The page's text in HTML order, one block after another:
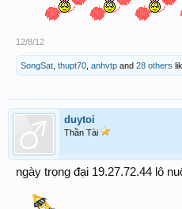
12/8/12
SongSat thupt70 anhvtp and 28 others
duytoi
Thần Tài
ngày trọng đại 19.27.72.44 lô